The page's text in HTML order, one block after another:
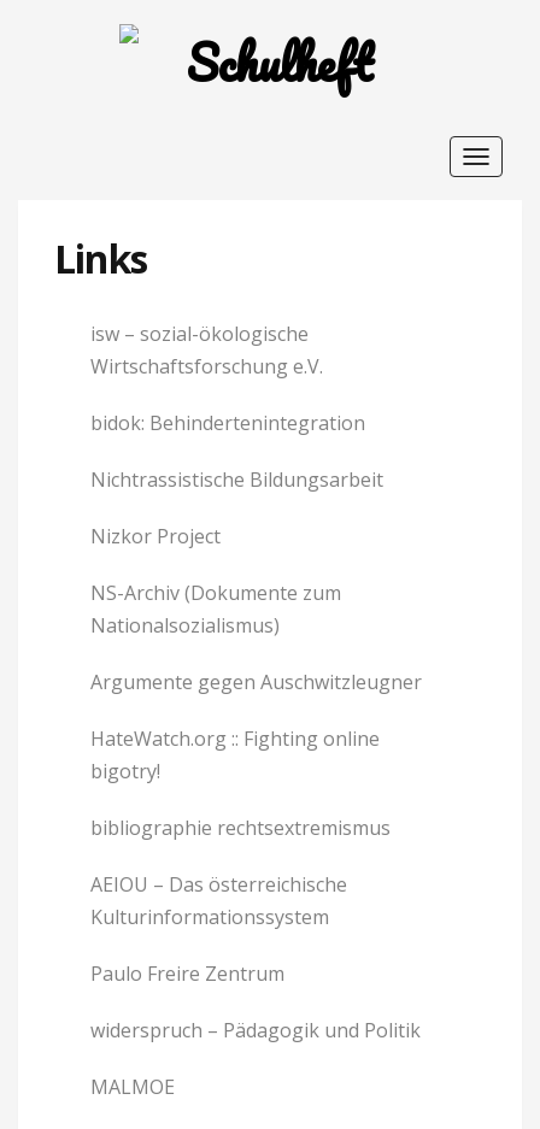
Toggle
Links
isw – sozial-ökologische
Wirtschaftsforschung e.V.
bidok: Behindertenintegration
Nichtrassistische Bildungsarbeit
Nizkor Project
NS-Archiv (Dokumente zum
Nationalsozialismus)
Argumente gegen Auschwitzleugner
HateWatch.org :: Fighting online
bigotry!
bibliographie rechtsextremismus
AEIOU – Das österreichische
Kulturinformationssystem
Paulo Freire Zentrum
widerspruch – Pädagogik und Politik
MALMOE